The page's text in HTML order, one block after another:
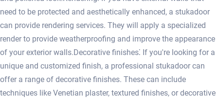
need to be protected and aesthetically enhanced, a stukadoor
can provide rendering services.​ They will apply a specialized
render to provide weatherproofing and improve the appearance
of your exterior walls.​ Decorative finishes⁚ If you're looking for a
unique and customized finish, a professional stukadoor can
offer a range of decorative finishes.​ These can include
techniques like Venetian plaster, textured finishes, or decorative